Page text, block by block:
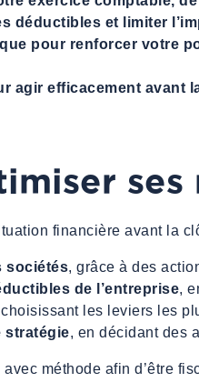
déductibles et limiter
pour renforcer votre
agir efficacement avant
ses
financière avant la
sociétés, grâce à des
de l’entreprise,
les leviers les
stratégie, en décidant des
méthode afin d’être